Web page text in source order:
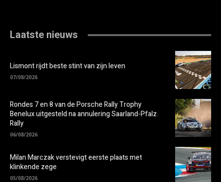
Laatste nieuws
Lismont rijdt beste stint van zijn leven
07/08/2026
Rondes 7 en 8 van de Porsche Rally Trophy
Benelux uitgesteld na annulering Saarland-Pfalz
Rally
06/08/2026
Milan Marczak verstevigt eerste plaats met
klinkende zege
05/08/2026